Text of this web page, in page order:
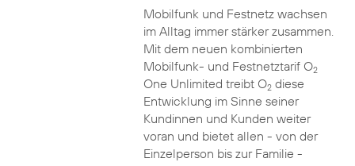
Mobilfunk und Festnetz wachsen
im Alltag immer stärker zusammen.
Mit dem neuen kombinierten
Mobilfunk- und Festnetztarif O2
One Unlimited treibt O2diese
Entwicklung im Sinne seiner
Kundinnen und Kunden weiter
voran und bietet allen - von der
Einzelperson bis zur Familie -